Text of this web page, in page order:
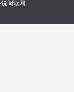
穿着西装胖子正
界的大餐，墙上挂
圆舞曲。突然音乐
阅读网